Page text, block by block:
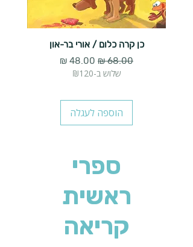
כן קרה כלום / אורי בר-און
מחיר רגיל מחיר מבצע
שלוש ב-₪120
הוספה לעגלה
ספרי
ראשית
קריאה